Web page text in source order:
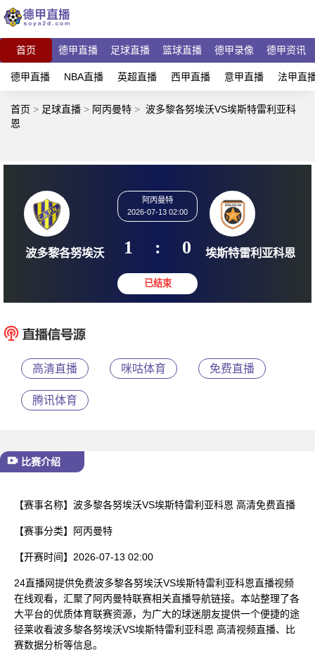
首页 德甲直播 足球直播 篮球直播 德甲录像 德甲资讯
德甲直播 NBA直播 英超直播 西甲直播 意甲直播 法甲直
首页 > 足球直播 > 阿丙曼特 > 波多黎各努埃沃VS埃斯特雷利亚科
恩
阿丙曼特
2026-07-13 02:00
1 : 0
高清直播 咪咕体育 免费直播
腾讯体育
比赛介绍
【赛事名称】 波多黎各努埃沃VS埃斯特雷利亚科恩 高清免费直播
【赛事分类】 阿丙曼特
【开赛时间】 2026-07-13 02:00
24直播网提供免费波多黎各努埃沃VS埃斯特雷利亚科恩直播视频
在线观看，汇聚了阿丙曼特联赛相关直播导航链接。本站整理了各
大平台的优质体育联赛资源，为广大的球迷朋友提供一个便捷的途
径莱收看波多黎各努埃沃VS埃斯特雷利亚科恩 高清视频直播、比
赛数据分析等信息。